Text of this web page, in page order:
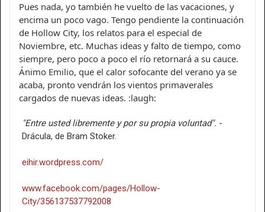
Pues nada, yo también he vuelto de las vacaciones, y
encima un poco vago. Tengo pendiente la continuación
de Hollow City, los relatos para el especial de
Noviembre, etc. Muchas ideas y falto de tiempo, como
siempre, pero poco a poco el río retornará a su cauce.
Ánimo Emilio, que el calor sofocante del verano ya se
acaba, pronto vendrán los vientos primaverales
cargados de nuevas ideas. :laugh:
"Entre usted libremente y por su propia voluntad". -
Drácula, de Bram Stoker.
eihir.wordpress.com/
www.facebook.com/pages/Hollow-
City/356137537792008